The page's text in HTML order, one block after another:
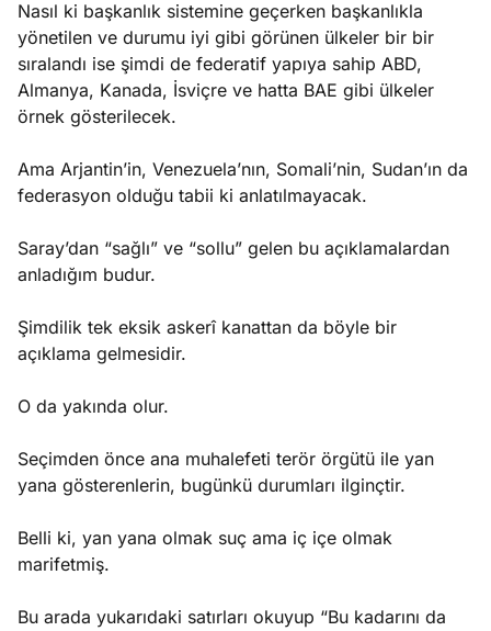
Nasıl ki başkanlık sistemine geçerken başkanlıkla
yönetilen ve durumu iyi gibi görünen ülkeler bir bir
sıralandı ise şimdi de federatif yapıya sahip ABD,
Almanya, Kanada, İsviçre ve hatta BAE gibi ülkeler
örnek gösterilecek.
Ama Arjantin’in, Venezuela’nın, Somali’nin, Sudan’ın da
federasyon olduğu tabii ki anlatılmayacak.
Saray’dan “sağlı” ve “sollu” gelen bu açıklamalardan
anladığım budur.
Şimdilik tek eksik askerî kanattan da böyle bir
açıklama gelmesidir.
O da yakında olur.
Seçimden önce ana muhalefeti terör örgütü ile yan
yana gösterenlerin, bugünkü durumları ilginçtir.
Belli ki, yan yana olmak suç ama iç içe olmak
marifetmiş.
Bu arada yukarıdaki satırları okuyup “Bu kadarını da